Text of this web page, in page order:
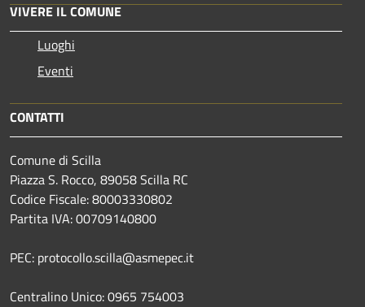
VIVERE IL COMUNE
Luoghi
Eventi
CONTATTI
Comune di Scilla
Piazza S. Rocco, 89058 Scilla RC
Codice Fiscale: 80003330802
Partita IVA: 00709140800
PEC: protocollo.scilla@asmepec.it
Centralino Unico: 0965 754003